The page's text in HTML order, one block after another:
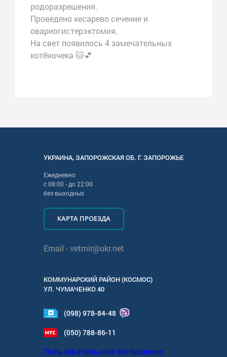
родоразрешения.
Проведено кесарево сечение и
овариогистерэктомия.
На свет появилось 4 замечательных
котёночека 🐱💕
УКРАИНА,ЗАПОРОЖСКАЯОБ. Г. ЗАПОРОЖЬЕ
Ежедневно
с08:00 - до22:00
без выходных
КАРТА ПРОЕЗДА
Email -vetmir@ukr.net
КОММУНАРСКИЙ РАЙОН (КОСМОС)
УЛ. ЧУМАЧЕНКО 40
(098) 978-84-48
(050) 788-86-11
Пользовательское соглашение